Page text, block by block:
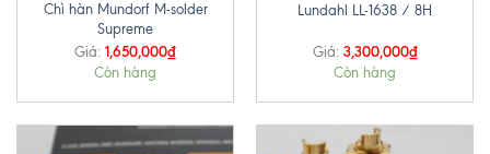
Chì hàn Mundorf M-solder
Supreme
Giá: 1,650,000₫
Còn hàng
Lundahl LL-1638 / 8H
Giá: 3,300,000₫
Còn hàng